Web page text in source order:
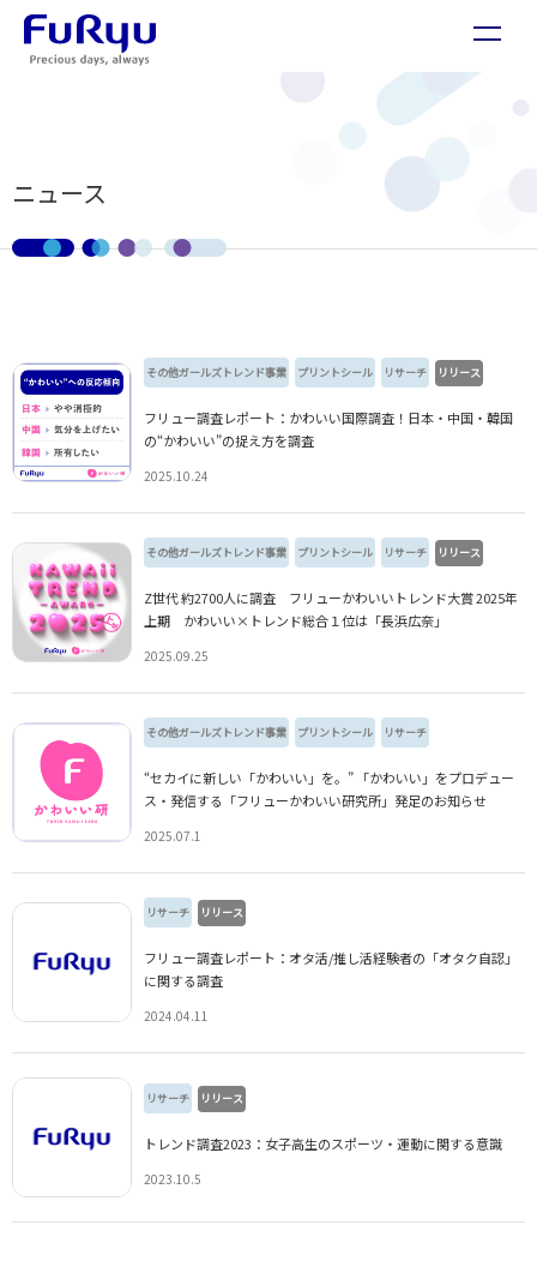
ニュース
その他ガールズトレンド事業 プリントシール リサーチ リリース
フリュー調査レポート：かわいい国際調査！日本・中国・韓国
の“かわいい”の捉え方を調査
2025.10.24
その他ガールズトレンド事業 プリントシール リサーチ リリース
Z世代 約2700人に調査 フリューかわいいトレンド大賞 2025年
上期 かわいい×トレンド総合１位は「長浜広奈」
2025.09.25
その他ガールズトレンド事業 プリントシール リサーチ
“セカイに新しい「かわいい」を。” 「かわいい」をプロデュー
ス・発信する「フリューかわいい研究所」発足のお知らせ
2025.07.1
リサーチ リリース
フリュー調査レポート：オタ活/推し活経験者の「オタク自認」
に関する調査
2024.04.11
リサーチ リリース
トレンド調査2023：女子高生のスポーツ・運動に関する意識
2023.10.5